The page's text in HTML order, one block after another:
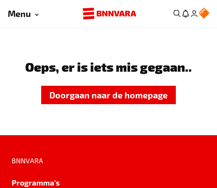
Menu
Oeps, er is iets mis gegaan..
Doorgaan naar de homepage
BNNVARA
Programma's